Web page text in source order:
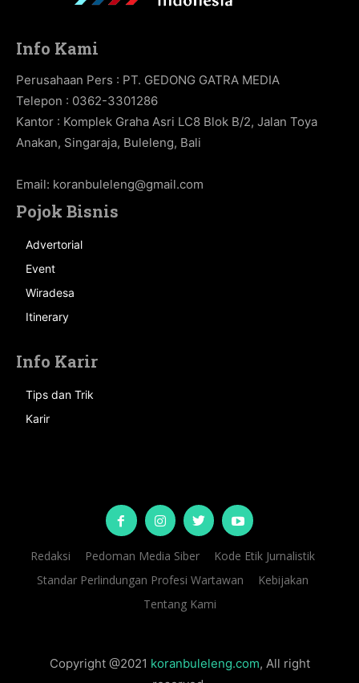
Info Kami
Perusahaan Pers : PT. GEDONG GATRA MEDIA
Telepon : 0362-3301286
Kantor : Komplek Graha Asri LC8 Blok B/2, Jalan Toya
Anakan, Singaraja, Buleleng, Bali
Email: koranbuleleng@gmail.com
Pojok Bisnis
Advertorial
Event
Wiradesa
Itinerary
Info Karir
Tips dan Trik
Karir
Redaksi Pedoman Media Siber
Kode Etik Jurnalistik
Standar Perlindungan Profesi Wartawan
Kebijakan
Tentang Kami
Copyright @2021 koranbuleleng.com, All right